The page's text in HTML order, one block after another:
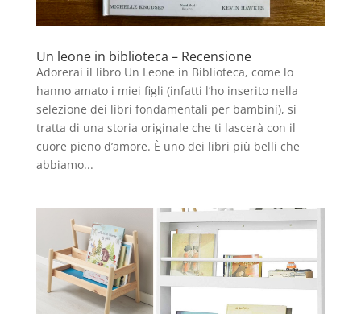
Un leone in biblioteca – Recensione
Adorerai il libro Un Leone in Biblioteca, come lo
hanno amato i miei figli (infatti l’ho inserito nella
selezione dei libri fondamentali per bambini), si
tratta di una storia originale che ti lascerà con il
cuore pieno d’amore. È uno dei libri più belli che
abbiamo...